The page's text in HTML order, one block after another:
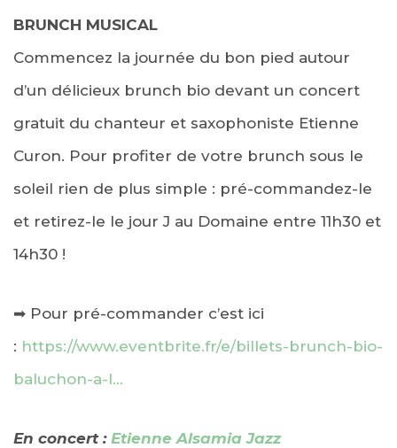
BRUNCH MUSICAL
Commencez la journée du bon pied autour
d’un délicieux brunch bio devant un concert
gratuit du chanteur et saxophoniste Etienne
Curon. Pour profiter de votre brunch sous le
soleil rien de plus simple : pré-commandez-le
et retirez-le le jour J au Domaine entre 11h30 et
14h30 !
➡ Pour pré-commander c’est ici
: https://www.eventbrite.fr/e/billets-brunch-bio-
baluchon-a-l…
En concert : Etienne Alsamia Jazz